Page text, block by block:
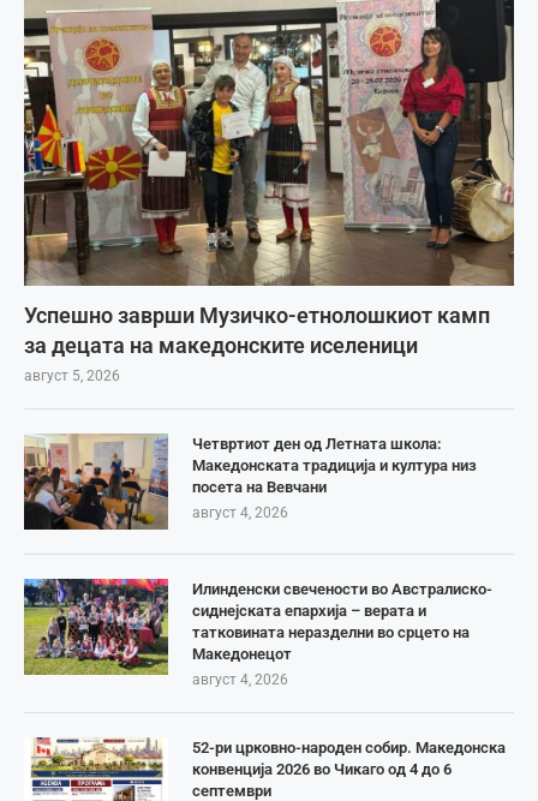
Успешно заврши Музичко-етнолошкиот камп
за децата на македонските иселеници
август 5, 2026
Четвртиот ден од Летната школа:
Македонската традиција и култура низ
посета на Вевчани
август 4, 2026
Илинденски свечености во Австралиско-
сиднејската епархија – верата и
татковината неразделни во срцето на
Македонецот
август 4, 2026
52-ри црковно-народен собир. Македонска
конвенција 2026 во Чикаго од 4 до 6
септември